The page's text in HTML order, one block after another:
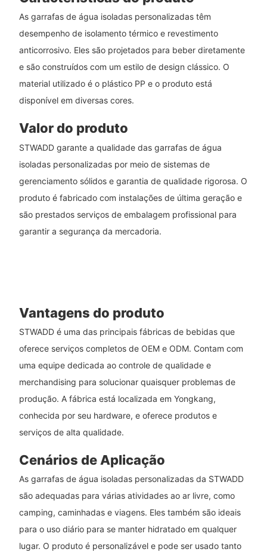
As garrafas de água isoladas personalizadas têm
desempenho de isolamento térmico e revestimento
anticorrosivo. Eles são projetados para beber diretamente
e são construídos com um estilo de design clássico. O
material utilizado é o plástico PP e o produto está
disponível em diversas cores.
Valor do produto
STWADD garante a qualidade das garrafas de água
isoladas personalizadas por meio de sistemas de
gerenciamento sólidos e garantia de qualidade rigorosa. O
produto é fabricado com instalações de última geração e
são prestados serviços de embalagem profissional para
garantir a segurança da mercadoria.
Vantagens do produto
STWADD é uma das principais fábricas de bebidas que
oferece serviços completos de OEM e ODM. Contam com
uma equipe dedicada ao controle de qualidade e
merchandising para solucionar quaisquer problemas de
produção. A fábrica está localizada em Yongkang,
conhecida por seu hardware, e oferece produtos e
serviços de alta qualidade.
Cenários de Aplicação
As garrafas de água isoladas personalizadas da STWADD
são adequadas para várias atividades ao ar livre, como
camping, caminhadas e viagens. Eles também são ideais
para o uso diário para se manter hidratado em qualquer
lugar. O produto é personalizável e pode ser usado tanto